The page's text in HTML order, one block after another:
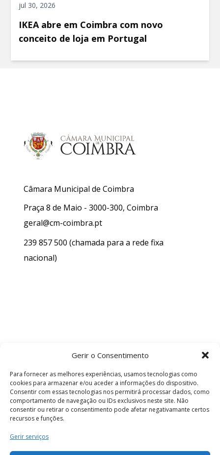
Gerir o Consentimento
Para fornecer as melhores experiências, usamos tecnologias como
cookies para armazenar e/ou aceder a informações do dispositivo.
Consentir com essas tecnologias nos permitirá processar dados, como
comportamento de navegação ou IDs exclusivos neste site. Não
consentir ou retirar o consentimento pode afetar negativamante certos
recursos e funções.
Gerir serviços
jul 30, 2026
IKEA abre em Coimbra com novo
conceito de loja em Portugal
Câmara Municipal de Coimbra
Praça 8 de Maio - 3000-300, Coimbra
geral@cm-coimbra.pt
239 857 500 (chamada para a rede fixa
nacional)
Termos e Condições